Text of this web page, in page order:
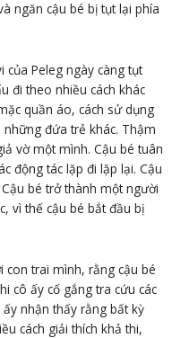
ngăn cậu bé bị tụt lại phía
Peleg ngày càng tụt
đi theo nhiều cách khác
quần áo, cách sử dụng
đứa trẻ khác. Thậm
vờ một mình. Cậu bé tuân
động tác lặp đi lặp lại. Cậu
bé trở thành một người
vì thế cậu bé bắt đầu bị
con trai mình, rằng cậu bé
cô ấy cố gắng tra cứu các
nhận thấy rằng bất kỳ
cách giải thích khả thi,